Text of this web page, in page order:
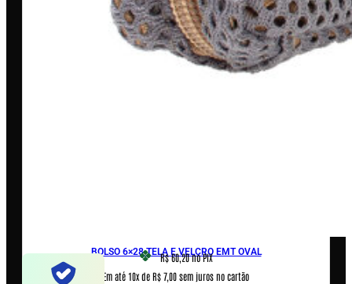
BOLSO 6×28 TELA E VELCRO EMT OVAL
R$ 60,20no PIX
Em até 10x de R$ 7,00 sem juros no cartão
Loja
Outlet
Quem somos